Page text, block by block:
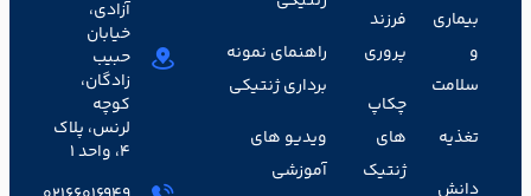
بیماری
و
سلامت
تغذیه
دانش
فرزند
پروری
چکاپ
های
ژنتیک
راهنمای نمونه
برداری ژنتیکی
ویدیو های
آموزشی
آزادی،
خیابان
حبیب
زادگان،
کوچه
لرنس، پلاک
۴، واحد ۱